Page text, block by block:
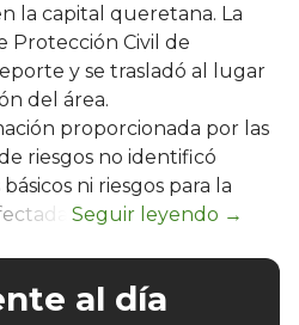
la capital queretana. La
Protección Civil de
y se trasladó al lugar
del área.
proporcionada por las
riesgos no identificó
ni riesgos para la
al día